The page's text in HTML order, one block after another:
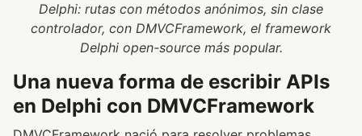
Delphi: rutas con métodos anónimos, sin clase
controlador, con DMVCFramework, el framework
Delphi open-source más popular.
Una nueva forma de escribir APIs
en Delphi con DMVCFramework